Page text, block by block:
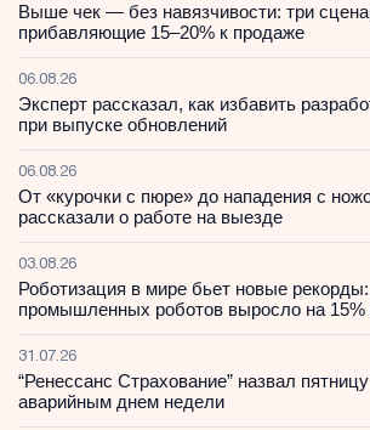
Выше чек — без навязчивости: три
прибавляющие 15–20% к продаже
06.08.26
Эксперт рассказал, как избавить
при выпуске обновлений
06.08.26
От «курочки с пюре» до нападения с
рассказали о работе на выезде
03.08.26
Роботизация в мире бьет новые
промышленных роботов выросло на 15%
31.07.26
“Ренессанс Страхование” назвал
аварийным днем недели